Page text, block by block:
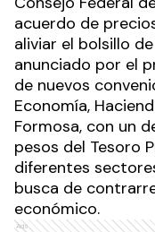
acuerdo de
aliviar el bolsillo
anunciado por el
de nuevos
Economía,
Formosa, con un
pesos del Tesoro
diferentes
busca de
económico.
Ads